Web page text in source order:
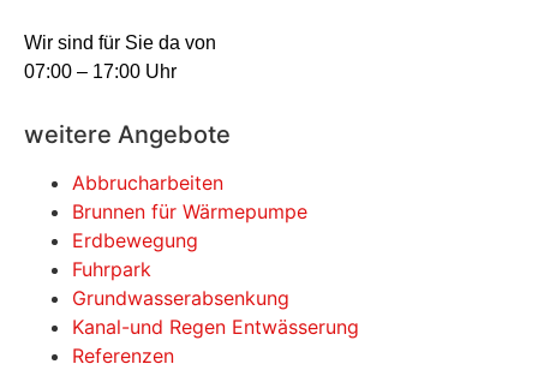
Wir sind für Sie da von
07:00 – 17:00 Uhr
weitere Angebote
Abbrucharbeiten
Brunnen für Wärmepumpe
Erdbewegung
Fuhrpark
Grundwasser­absenkung
Kanal-und Regen Entwässerung
Referenzen